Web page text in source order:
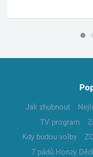
Jak zhubnout
TV program
Kdy budou volby
7 pádů Honzy